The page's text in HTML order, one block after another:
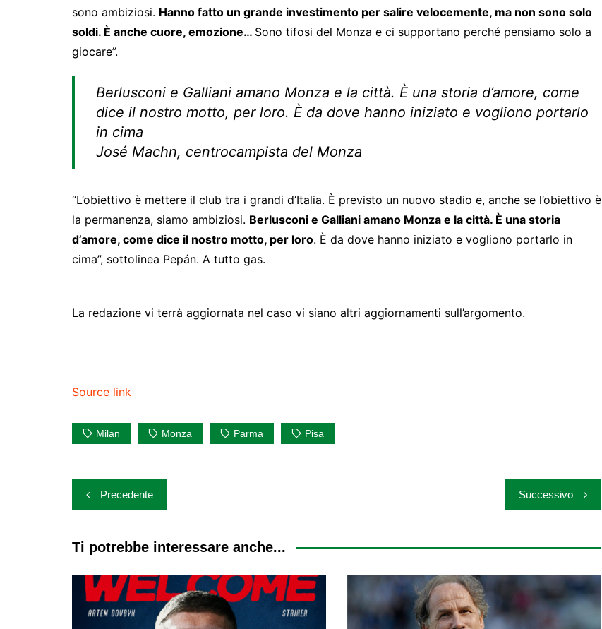
sono ambiziosi. Hanno fatto un grande investimento per salire velocemente, ma non sono solo
soldi. È anche cuore, emozione… Sono tifosi del Monza e ci supportano perché pensiamo solo a
giocare”.
Berlusconi e Galliani amano Monza e la città. È una storia d’amore, come
dice il nostro motto, per loro. È da dove hanno iniziato e vogliono portarlo
in cima
José Machn, centrocampista del Monza
“L’obiettivo è mettere il club tra i grandi d’Italia. È previsto un nuovo stadio e, anche se l’obiettivo è
la permanenza, siamo ambiziosi. Berlusconi e Galliani amano Monza e la città. È una storia
d’amore, come dice il nostro motto, per loro. È da dove hanno iniziato e vogliono portarlo in
cima”, sottolinea Pepán. A tutto gas.
La redazione vi terrà aggiornata nel caso vi siano altri aggiornamenti sull’argomento.
Source link
Milan Monza Parma Pisa
Navigazione
articoli
Precedente Successivo
Ti potrebbe interessare anche...